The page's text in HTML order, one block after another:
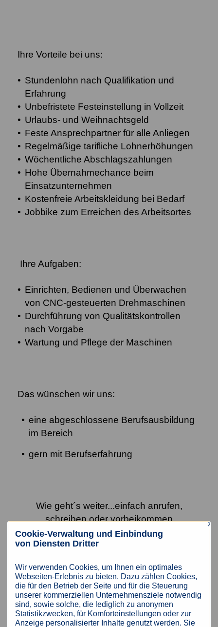
Ihre Vorteile bei uns:
Stundenlohn nach Qualifikation und
Erfahrung
Unbefristete Festeinstellung in Vollzeit
Urlaubs- und Weihnachtsgeld
Feste Ansprechpartner für alle Anliegen
Regelmäßige tarifliche Lohnerhöhungen
Wöchentliche Abschlagszahlungen
Hohe Übernahmechance beim
Einsatzunternehmen
Kostenfreie Arbeitskleidung bei Bedarf
Jobbike zum Erreichen des Arbeitsortes
Ihre Aufgaben:
Einrichten, Bedienen und Überwachen
von CNC-gesteuerten Drehmaschinen
Durchführung von Qualitätskontrollen
nach Vorgabe
Wartung und Pflege der Maschinen
Das wünschen wir uns:
eine abgeschlossene Berufsausbildung
im Bereich
gern mit Berufserfahrung
Wie geht´s weiter...einfach anrufen,
schreiben oder vorbeikommen
📍Akzent Personaldienstleistungen GmbH
Niederlassung Altenburg
Johannisstraße 7
04600 Altenburg
Cookie-Verwaltung und Einbindung
von Diensten Dritter
×
Wir verwenden Cookies, um Ihnen ein optimales
Webseiten-Erlebnis zu bieten. Dazu zählen Cookies,
die für den Betrieb der Seite und für die Steuerung
unserer kommerziellen Unternehmensziele notwendig
sind, sowie solche, die lediglich zu anonymen
Statistikzwecken, für Komforteinstellungen oder zur
Anzeige personalisierter Inhalte genutzt werden. Sie